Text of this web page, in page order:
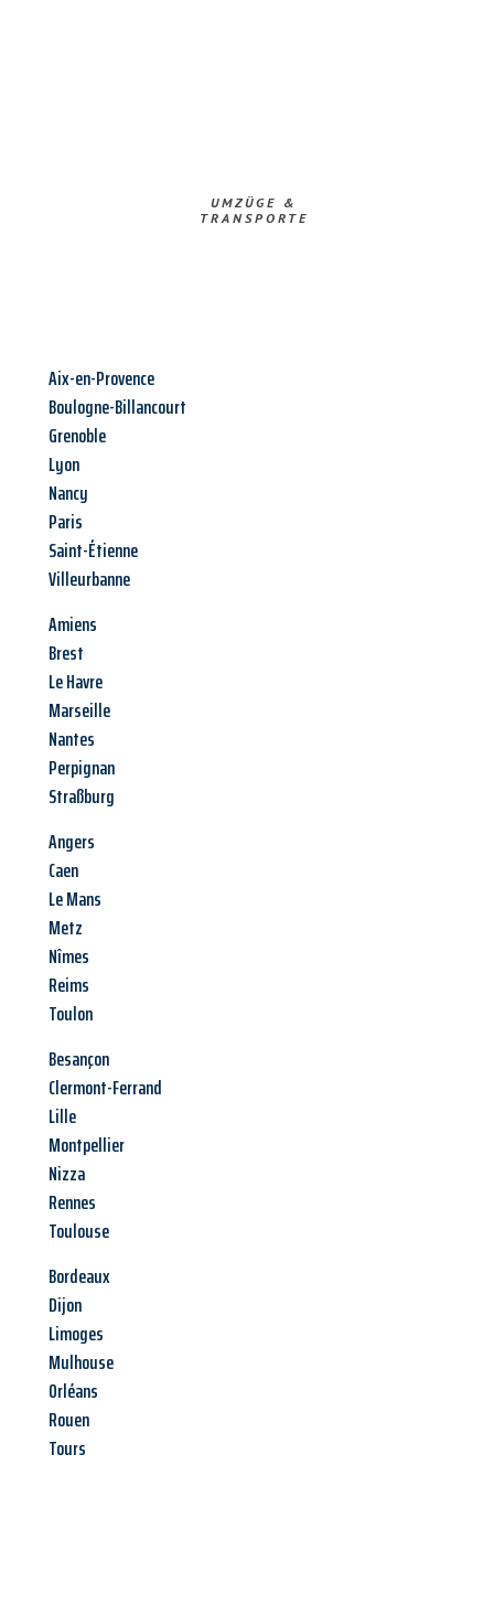
UMZÜGE &
TRANSPORTE
Aix-en-Provence
Boulogne-Billancourt
Grenoble
Lyon
Nancy
Paris
Saint-Étienne
Villeurbanne
Amiens
Brest
Le Havre
Marseille
Nantes
Perpignan
Straßburg
Angers
Caen
Le Mans
Metz
Nîmes
Reims
Toulon
Besançon
Clermont-Ferrand
Lille
Montpellier
Nizza
Rennes
Toulouse
Bordeaux
Dijon
Limoges
Mulhouse
Orléans
Rouen
Tours